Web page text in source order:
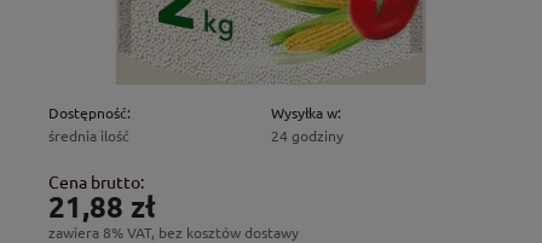
Dostępność:
średnia ilość
Wysyłka w:
24 godziny
Cena brutto:
21,88 zł
zawiera 8% VAT, bez kosztów dostawy